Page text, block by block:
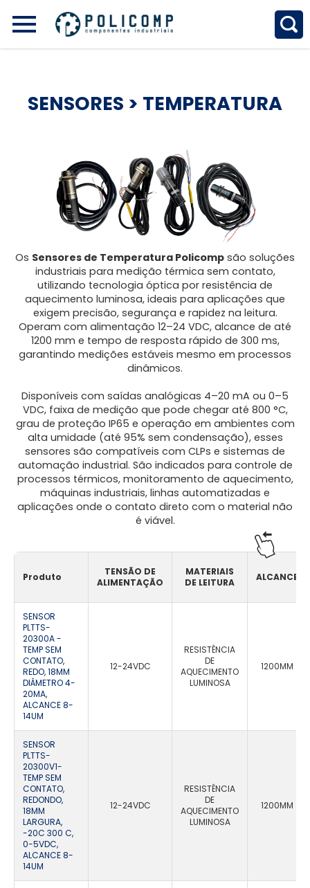
SENSORES > TEMPERATURA
Os Sensores de Temperatura Policomp são soluções
industriais para medição térmica sem contato,
utilizando tecnologia óptica por resistência de
aquecimento luminosa, ideais para aplicações que
exigem precisão, segurança e rapidez na leitura.
Operam com alimentação 12–24 VDC, alcance de até
1200 mm e tempo de resposta rápido de 300 ms,
garantindo medições estáveis mesmo em processos
dinâmicos.
Disponíveis com saídas analógicas 4–20 mA ou 0–5
VDC, faixa de medição que pode chegar até 800 °C,
grau de proteção IP65 e operação em ambientes com
alta umidade (até 95% sem condensação), esses
sensores são compatíveis com CLPs e sistemas de
automação industrial. São indicados para controle de
processos térmicos, monitoramento de aquecimento,
máquinas industriais, linhas automatizadas e
aplicações onde o contato direto com o material não
é viável.
Produto
TENSÃO DE
ALIMENTAÇÃO
MATERIAIS
DE LEITURA
ALCANCE
SENSOR
PLTTS-
20300A -
TEMP SEM
CONTATO,
REDO, 18MM
DIÂMETRO 4-
20MA,
ALCANCE 8-
14UM
12-24VDC
RESISTÊNCIA
DE
AQUECIMENTO
LUMINOSA
1200MM
SENSOR
PLTTS-
20300V1-
TEMP SEM
CONTATO,
REDONDO,
18MM
LARGURA,
-20C 300 C,
0-5VDC,
ALCANCE 8-
14UM
12-24VDC
RESISTÊNCIA
DE
AQUECIMENTO
LUMINOSA
1200MM